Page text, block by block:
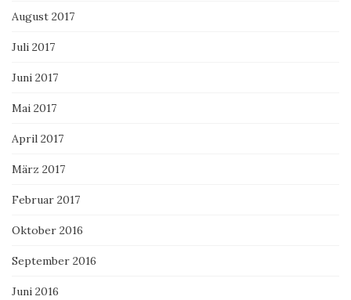
August 2017
Juli 2017
Juni 2017
Mai 2017
April 2017
März 2017
Februar 2017
Oktober 2016
September 2016
Juni 2016